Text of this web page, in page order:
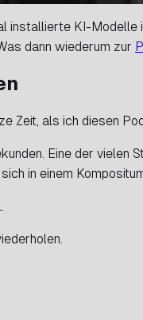
installierte KI-Modelle
dann wiederum zur
Zeit, als ich diesen
Eine der vielen
in einem